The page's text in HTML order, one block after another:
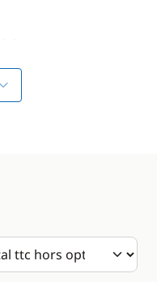
Cuisinière
Ice Maker